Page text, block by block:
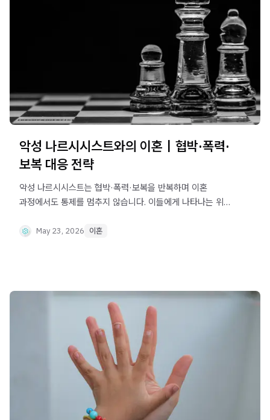
악성 나르시시스트와의 이혼｜협박·폭력·
보복 대응 전략
악성 나르시시스트는 협박·폭력·보복을 반복하며 이혼
과정에서도 통제를 멈추지 않습니다. 이들에게 나타나는 위험
May 23, 2026 이혼